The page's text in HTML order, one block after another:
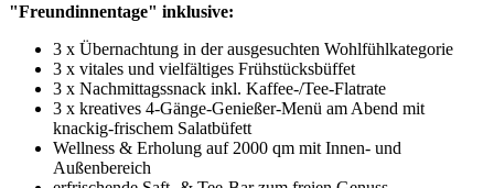
"Freundinnentage" inklusive:
3 x Übernachtung in der ausgesuchten Wohlfühlkategorie
3 x vitales und vielfältiges Frühstücksbüffet
3 x Nachmittagssnack inkl. Kaffee-/Tee-Flatrate
3 x kreatives 4-Gänge-Genießer-Menü am Abend mit
knackig-frischem Salatbüfett
Wellness & Erholung auf 2000 qm mit Innen- und
Außenbereich